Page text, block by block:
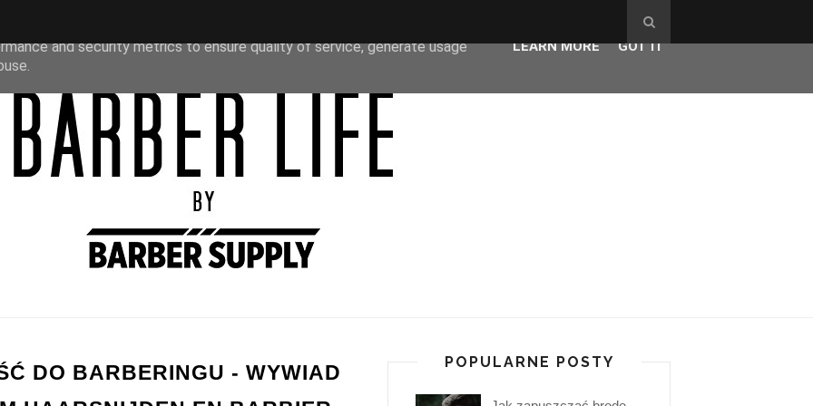
DO BARBERINGU - WYWIAD
POPULARNE POSTY
its services and to analyze traffic. Your IP address and user-agent
and security metrics to ensure quality of service, generate usage
LEARN MORE GOT IT